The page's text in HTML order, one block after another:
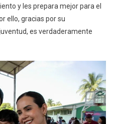
y les prepara mejor para el
ello, gracias por su
es verdaderamente